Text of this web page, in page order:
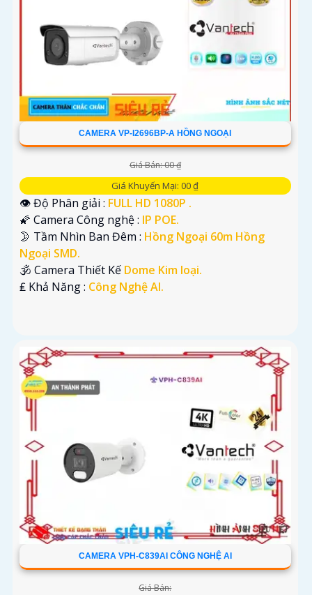
CAMERA VP-I2696BP-A HỒNG NGOẠI
Giá Bán: 00 ₫
Giá Khuyến Mại: 00 ₫
👁 Độ Phân giải : FULL HD 1080P .
🌠 Camera Công nghệ : IP POE.
🌛 Tầm Nhìn Ban Đêm : Hồng Ngoại 60m Hồng
Ngoại SMD.
🕉️ Camera Thiết Kế Dome Kim loại.
️₤ Khả Năng : Công Nghệ AI.
CAMERA VPH-C839AI CÔNG NGHỆ AI
Giá Bán: